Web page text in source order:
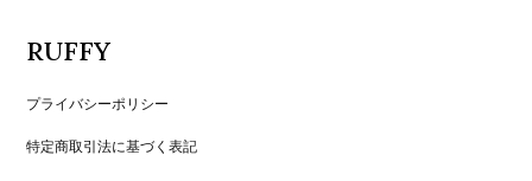
RUFFY
プライバシーポリシー
特定商取引法に基づく表記